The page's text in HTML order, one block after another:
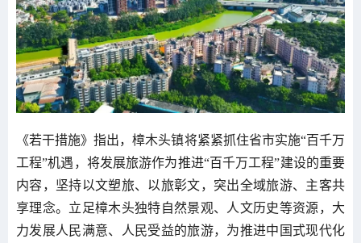
《若干措施》指出，樟木头镇将紧紧抓住省市实施“百千万
工程”机遇，将发展旅游作为推进“百千万工程”建设的重要
内容，坚持以文塑旅、以旅彰文，突出全域旅游、主客共
享理念。立足樟木头独特自然景观、人文历史等资源，大
力发展人民满意、人民受益的旅游，为推进中国式现代化